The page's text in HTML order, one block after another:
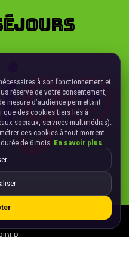
à son fonctionnement et
réserve de votre consentement,
mesure d’audience permettant
que des cookies tiers liés à
sociaux, services multimédias).
ces cookies à tout moment.
de 6 mois. En savoir plus